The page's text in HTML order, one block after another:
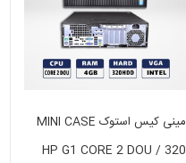
مینی کیس استوک MINI CASE
HP G1 CORE 2 DOU / 320